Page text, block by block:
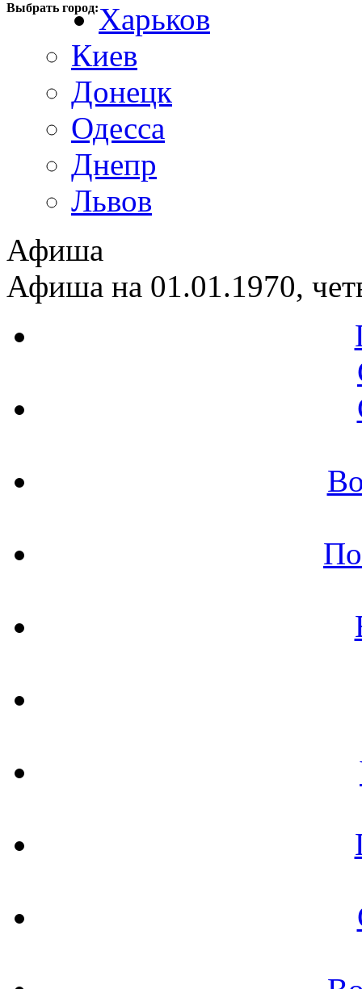
Выбрать город:Харьков
Киев
Донецк
Одесса
Днепр
Львов
Афиша
Афиша на 01.01.1970,